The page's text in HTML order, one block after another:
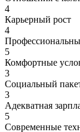
4
Карьерный рост
4
5
Комфортные
3
Социальный
3
Адекватная
5
Современные